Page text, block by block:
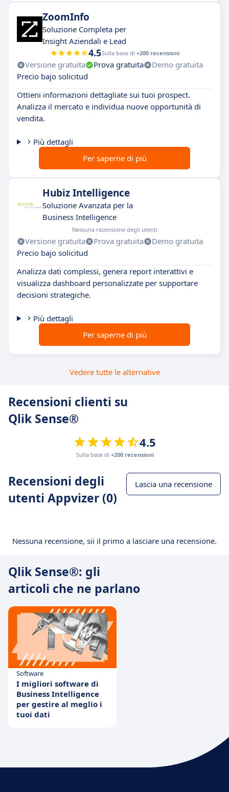
ZoomInfo
Soluzione Completa per
Insight Aziendali e Lead
4.5Sulla base di +200 recensioni
Versione gratuita Prova gratuita
Demo gratuita
Precio bajo solicitud
Ottieni informazioni dettagliate sui tuoi prospect.
Analizza il mercato e individua nuove opportunità di
vendita.
Più dettagli
Per saperne di più
Hubiz Intelligence
Soluzione Avanzata per la
Business Intelligence
Nessuna recensione degli utenti
Versione gratuita Prova gratuita
Demo gratuita
Precio bajo solicitud
Analizza dati complessi, genera report interattivi e
visualizza dashboard personalizzate per supportare
decisioni strategiche.
Più dettagli
Per saperne di più
Vedere tutte le alternative
Recensioni clienti su
Qlik Sense®
4.5
Sulla base di +200 recensioni
Recensioni degli
utenti Appvizer (0)
Lascia una recensione
Nessuna recensione, sii il primo a lasciare una recensione.
Qlik Sense®: gli
articoli che ne parlano
Software
I migliori software di
Business Intelligence
per gestire al meglio i
tuoi dati